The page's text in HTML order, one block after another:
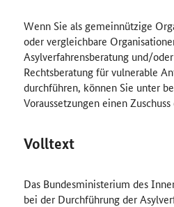
Wenn Sie als gemeinnützige
oder vergleichbare
Asylverfahrensberatung und/
Rechtsberatung für vulnerable
durchführen, können Sie unter
Voraussetzungen einen
Volltext
Das Bundesministerium des
bei der Durchführung der